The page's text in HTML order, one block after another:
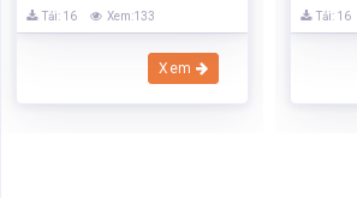
Tải: 16
Xem:133
Xem
Tải: 16